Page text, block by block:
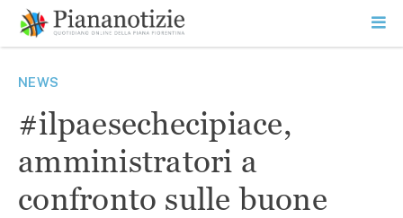
contenuto
SEARCH
NEWS
#ilpaesechecipiace,
amministratori a
confronto sulle buone